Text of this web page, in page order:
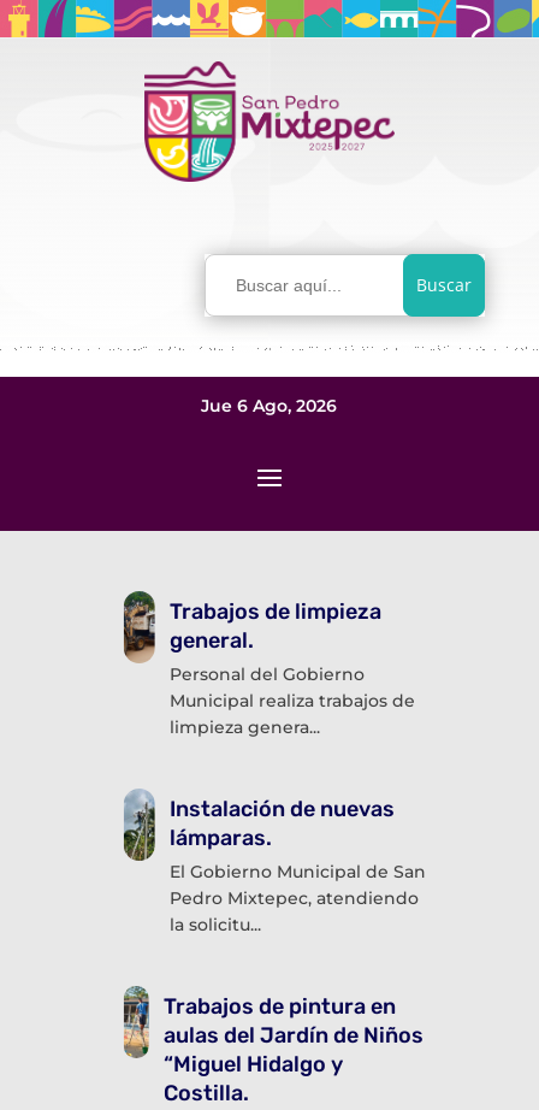
Buscar:
Jue 6 Ago, 2026
“Vecinas y Vecinos por la
Paz”.
La Dirección del Centro
Estatal de Prevención Social
de la Violenci...
Taller dirigido a madres y
padres de familia.
En la comunidad de El
Comuncito, la Dirección
Municipal de Prevenci...
Ronda estudiantil del
Conalep 158 Puerto
Escondido.
La Dirección Municipal de